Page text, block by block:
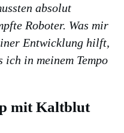
absolut
Roboter. Was mir
Entwicklung hilft,
in meinem Tempo
mit Kaltblut